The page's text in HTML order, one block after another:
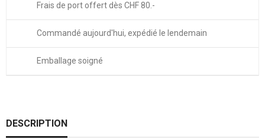
Frais de port offert dès CHF 80.-
Commandé aujourd'hui, expédié le lendemain
Emballage soigné
DESCRIPTION